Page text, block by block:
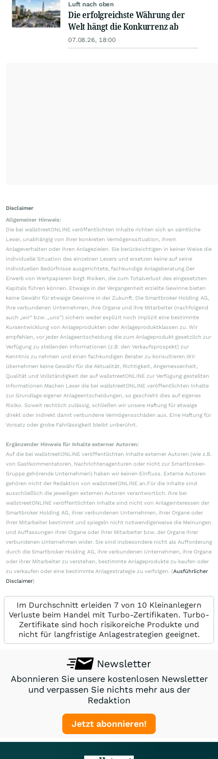
Luft nach oben
Die erfolgreichste Währung der
Welt hängt die Konkurrenz ab
07.08.26, 18:00
Disclaimer
Allgemeiner Hinweis:
Die bei wallstreetONLINE veröffentlichten Inhalte richten sich an sämtliche
Leser, unabhängig von ihrer konkreten Vermögenssituation, ihrem
Anlageverhalten oder ihren Anlagezielen. Sie berücksichtigen in keiner Weise die
individuelle Situation des einzelnen Lesers und ersetzen keine auf seine
individuellen Bedürfnisse ausgerichtete, fachkundige Anlageberatung.Der
Erwerb von Wertpapieren birgt Risiken, die zum Totalverlust des eingesetzten
Kapitals führen können. Etwaige in der Vergangenheit erzielte Gewinne bieten
keine Gewähr für etwaige Gewinne in der Zukunft. Die Smartbroker Holding AG,
ihre verbundenen Unternehmen, ihre Organe und ihre Mitarbeiter (nachfolgend
auch „wir“ bzw. „uns“) sichern weder explizit noch implizit eine bestimmte
Kursentwicklung von Anlageprodukten oder Anlageproduktklassen zu. Wir
empfehlen, vor jeder Anlageentscheidung die zum Anlageprodukt gesetzlich zur
Verfügung zu stellenden Informationen (z.B. den Verkaufsprospekt) zur
Kenntnis zu nehmen und einen fachkundigen Berater zu konsultieren.Wir
übernehmen keine Gewähr für die Aktualität, Richtigkeit, Angemessenheit,
Qualität und Vollständigkeit der auf wallstreetONLINE zur Verfügung gestellten
Informationen.Machen Leser die bei wallstreetONLINE veröffentlichten Inhalte
zur Grundlage eigener Anlageentscheidungen, so geschieht dies auf eigenes
Risiko. Soweit rechtlich zulässig, schließen wir unsere Haftung für etwaige
direkt oder indirekt damit verbundene Vermögensschäden aus. Eine Haftung für
Vorsatz oder grobe Fahrlässigkeit bleibt unberührt.
Ergänzender Hinweis für Inhalte externer Autoren:
Auf die bei wallstreetONLINE veröffentlichten Inhalte externer Autoren (wie z.B.
von Gastkommentatoren, Nachrichtenagenturen oder nicht zur Smartbroker-
Gruppe gehörende Unternehmen) haben wir keinen Einfluss. Externe Autoren
gehören nicht der Redaktion von wallstreetONLINE an.Für die Inhalte sind
ausschließlich die jeweiligen externen Autoren verantwortlich. Ihre bei
wallstreetONLINE veröffentlichten Inhalte sind nicht von Anlageinteressen der
Smartbroker Holding AG, ihrer verbundenen Unternehmen, ihrer Organe oder
ihrer Mitarbeiter bestimmt und spiegeln nicht notwendigerweise die Meinungen
und Auffassungen ihrer Organe oder ihrer Mitarbeiter bzw. der Organe ihrer
verbundenen Unternehmen wider. Sie sind insbesondere nicht als Aufforderung
durch die Smartbroker Holding AG, ihre verbundenen Unternehmen, ihre Organe
oder ihrer Mitarbeiter zu verstehen, bestimmte Anlageprodukte zu kaufen oder
zu verkaufen oder eine bestimmte Anlagestrategie zu verfolgen. (Ausführlicher
Disclaimer)
Im Durchschnitt erleiden 7 von 10 Kleinanlegern
Verluste beim Handel mit Turbo-Zertifikaten. Turbo-
Zertifikate sind hoch risikoreiche Produkte und
nicht für langfristige Anlagestrategien geeignet.
Newsletter
Abonnieren Sie unsere kostenlosen Newsletter
und verpassen Sie nichts mehr aus der
Redaktion
Jetzt abonnieren!